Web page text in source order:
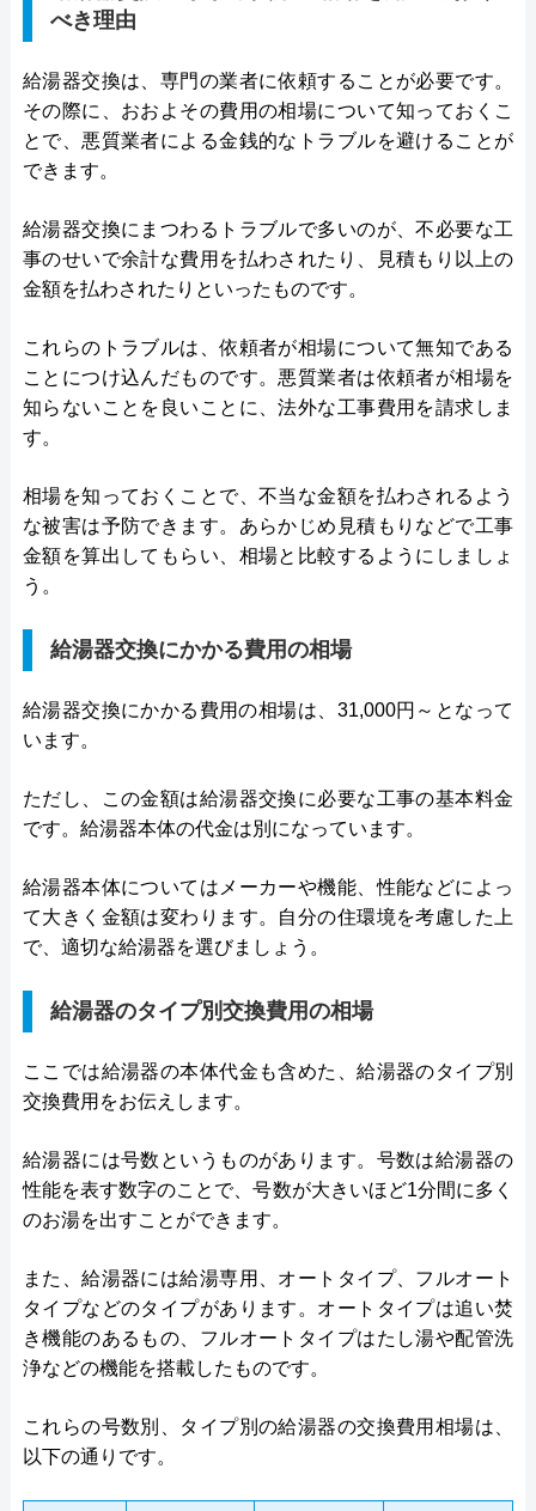
べき理由
給湯器交換は、専門の業者に依頼することが必要です。
その際に、おおよその費用の相場について知っておくこ
とで、悪質業者による金銭的なトラブルを避けることが
できます。
給湯器交換にまつわるトラブルで多いのが、不必要な工
事のせいで余計な費用を払わされたり、見積もり以上の
金額を払わされたりといったものです。
これらのトラブルは、依頼者が相場について無知である
ことにつけ込んだものです。悪質業者は依頼者が相場を
知らないことを良いことに、法外な工事費用を請求しま
す。
相場を知っておくことで、不当な金額を払わされるよう
な被害は予防できます。あらかじめ見積もりなどで工事
金額を算出してもらい、相場と比較するようにしましょ
う。
給湯器交換にかかる費用の相場
給湯器交換にかかる費用の相場は、31,000円～となって
います。
ただし、この金額は給湯器交換に必要な工事の基本料金
です。給湯器本体の代金は別になっています。
給湯器本体についてはメーカーや機能、性能などによっ
て大きく金額は変わります。自分の住環境を考慮した上
で、適切な給湯器を選びましょう。
給湯器のタイプ別交換費用の相場
ここでは給湯器の本体代金も含めた、給湯器のタイプ別
交換費用をお伝えします。
給湯器には号数というものがあります。号数は給湯器の
性能を表す数字のことで、号数が大きいほど1分間に多く
のお湯を出すことができます。
また、給湯器には給湯専用、オートタイプ、フルオート
タイプなどのタイプがあります。オートタイプは追い焚
き機能のあるもの、フルオートタイプはたし湯や配管洗
浄などの機能を搭載したものです。
これらの号数別、タイプ別の給湯器の交換費用相場は、
以下の通りです。